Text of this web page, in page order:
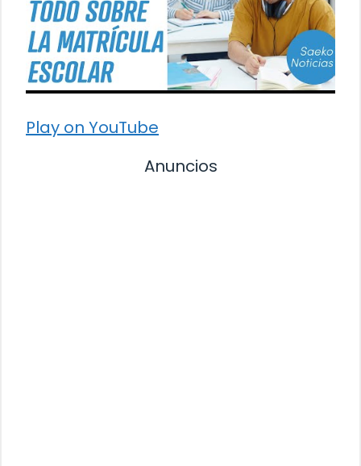
Play on YouTube
Anuncios